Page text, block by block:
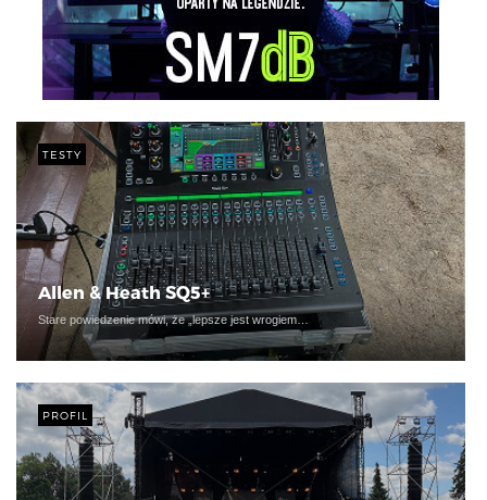
TESTY
Allen & Heath SQ5+
Stare powiedzenie mówi, że „lepsze jest wrogiem…
PROFIL